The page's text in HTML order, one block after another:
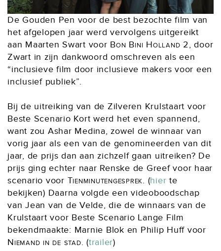
De Gouden Pen voor de best bezochte film van
het afgelopen jaar werd vervolgens uitgereikt
aan Maarten Swart voor Bon Bini Holland 2, door
Zwart in zijn dankwoord omschreven als een
“inclusieve film door inclusieve makers voor een
inclusief publiek”.
Bij de uitreiking van de Zilveren Krulstaart voor
Beste Scenario Kort werd het even spannend,
want zou Ashar Medina, zowel de winnaar van
vorig jaar als een van de genomineerden van dit
jaar, de prijs dan aan zichzelf gaan uitreiken? De
prijs ging echter naar Renske de Greef voor haar
scenario voor Tienminutengesprek. (hier te
bekijken) Daarna volgde een videoboodschap
van Jean van de Velde, die de winnaars van de
Krulstaart voor Beste Scenario Lange Film
bekendmaakte: Marnie Blok en Philip Huff voor
Niemand in de stad. (trailer)